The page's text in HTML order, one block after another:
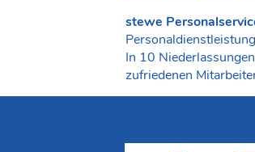
stewe
In 10
zufriedenen